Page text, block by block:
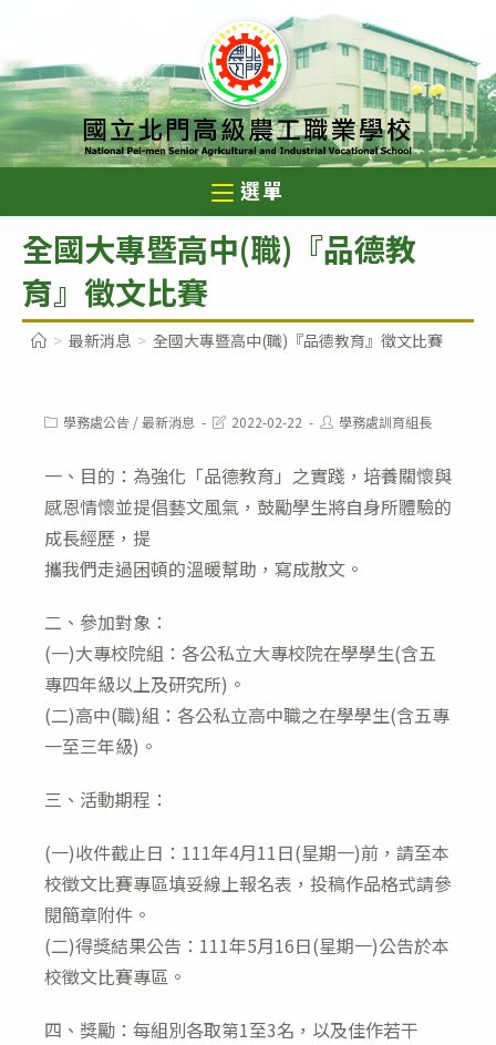
至
主
要
內
選單
全國大專暨高中(職)『品德教
育』徵文比賽
> 最新消息 > 全國大專暨高中(職)『品德教育』徵文比賽
Post學務處公告 /最新消息
Post2022-02-22
Post學務處訓育組長
一、目的：為強化「品德教育」之實踐，培養關懷與
感恩情懷並提倡藝文風氣，鼓勵學生將自身所體驗的
成長經歷，提
攜我們走過困頓的溫暖幫助，寫成散文。
二、參加對象：
(一)大專校院組：各公私立大專校院在學學生(含五
專四年級以上及研究所)。
(二)高中(職)組：各公私立高中職之在學學生(含五專
一至三年級)。
三、活動期程：
(一)收件截止日：111年4月11日(星期一)前，請至本
校徵文比賽專區填妥線上報名表，投稿作品格式請參
閱簡章附件。
(二)得獎結果公告：111年5月16日(星期一)公告於本
校徵文比賽專區。
四、獎勵：每組別各取第1至3名，以及佳作若干